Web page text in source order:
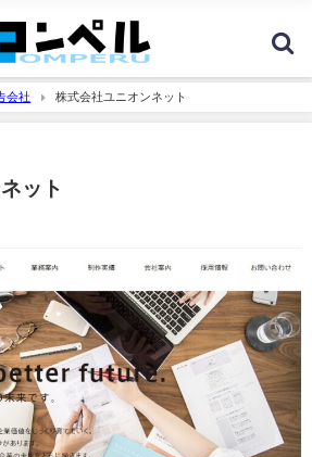
会社 株式会社ユニオンネット
ット